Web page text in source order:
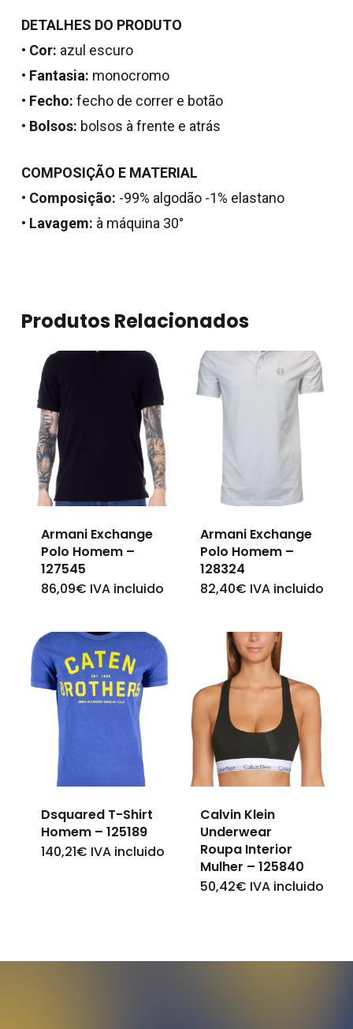
Nenhum produto no
carrinho.
DETALHES DO PRODUTO
• Cor: azul escuro
• Fantasia: monocromo
• Fecho: fecho de correr e botão
• Bolsos: bolsos à frente e atrás
COMPOSIÇÃO E MATERIAL
• Composição: -99% algodão -1% elastano
• Lavagem: à máquina 30°
Produtos Relacionados
Armani Exchange
Polo Homem –
127545
86,09€ IVA incluido
This
has
multiple
variants.
The
options
be
chosen
on
Armani Exchange
Polo Homem –
128324
82,40€ IVA incluido
This
has
multiple
variants.
The
options
may
be
chosen
on
the
product
Dsquared T-Shirt
Homem – 125189
140,21€ IVA incluido
This
Calvin Klein
Underwear
Roupa Interior
Mulher – 125840
50,42€ IVA incluido
This
multiple